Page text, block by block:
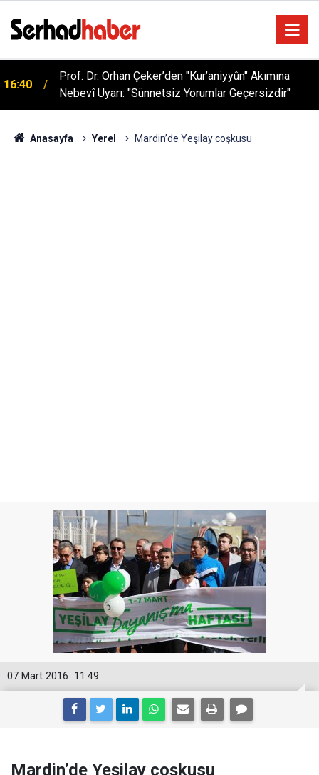
16:40
Prof. Dr. Orhan Çeker’den "Kur’aniyyûn" Akımına
Nebevî Uyarı: "Sünnetsiz Yorumlar Geçersizdir"
Anasayfa Yerel Mardin’de Yeşilay coşkusu
11:49
07 Mart 2016
Mardin’de Yeşilay coşkusu